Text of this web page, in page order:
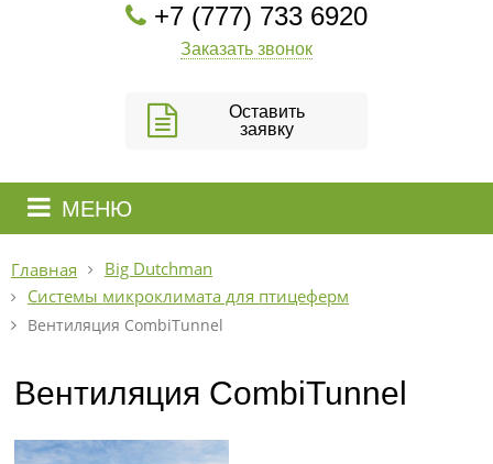
+7 (777) 733 6920
Заказать звонок
Оставить
заявку
МЕНЮ
Главная
Big Dutchman
Системы микроклимата для птицеферм
Вентиляция CombiTunnel
Вентиляция CombiTunnel